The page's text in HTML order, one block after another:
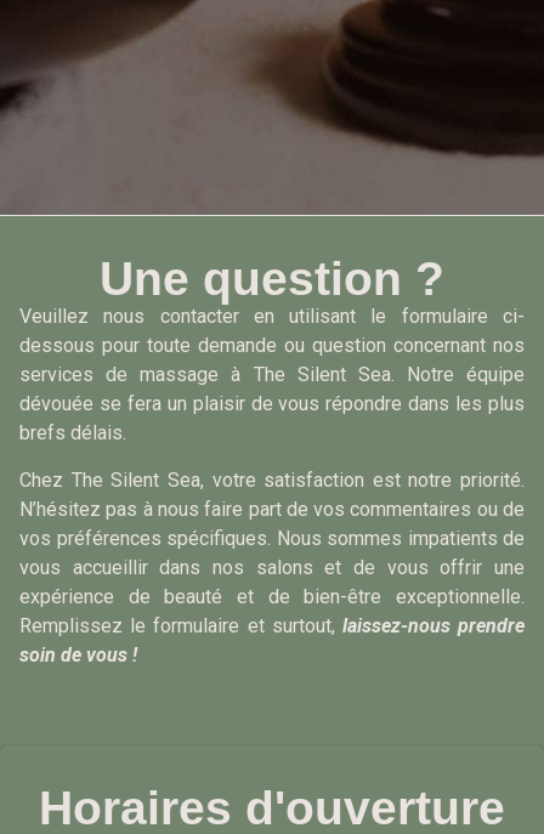
Une question ?
Veuillez nous contacter en utilisant le formulaire ci-
dessous pour toute demande ou question concernant nos
services de massage à The Silent Sea. Notre équipe
dévouée se fera un plaisir de vous répondre dans les plus
brefs délais.
Chez The Silent Sea, votre satisfaction est notre priorité.
N’hésitez pas à nous faire part de vos commentaires ou de
vos préférences spécifiques. Nous sommes impatients de
vous accueillir dans nos salons et de vous offrir une
expérience de beauté et de bien-être exceptionnelle.
Remplissez le formulaire et surtout, laissez-nous prendre
soin de vous !
Horaires d'ouverture